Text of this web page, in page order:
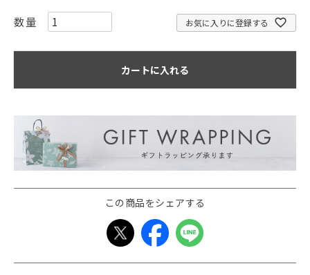
お気に入りに登録する
カートに入れる
この商品をシェアする